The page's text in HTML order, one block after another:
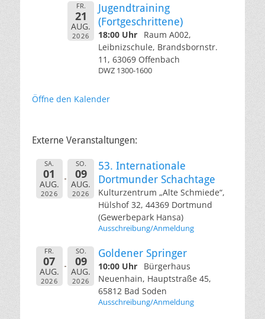
FR.
21
AUG.
2026
Jugendtraining
(Fortgeschrittene)
18:00 Uhr
Raum A002,
Leibnizschule, Brandsbornstr.
11, 63069 Offenbach
DWZ 1300-1600
Öffne den Kalender
Externe Veranstaltungen:
SA.
01
AUG.
2026
SO.
09
AUG.
2026
53. Internationale
Dortmunder Schachtage
Kulturzentrum „Alte Schmiede“,
Hülshof 32, 44369 Dortmund
(Gewerbepark Hansa)
Ausschreibung/Anmeldung
FR.
07
AUG.
2026
SO.
09
AUG.
2026
Goldener Springer
10:00 Uhr
Bürgerhaus
Neuenhain, Hauptstraße 45,
65812 Bad Soden
Ausschreibung/Anmeldung